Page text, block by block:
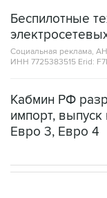
Беспилотные
Социальная реклама,
ИНН 7725383515 Erid:
Кабмин РФ
импорт,
Евро 3, Евро 4